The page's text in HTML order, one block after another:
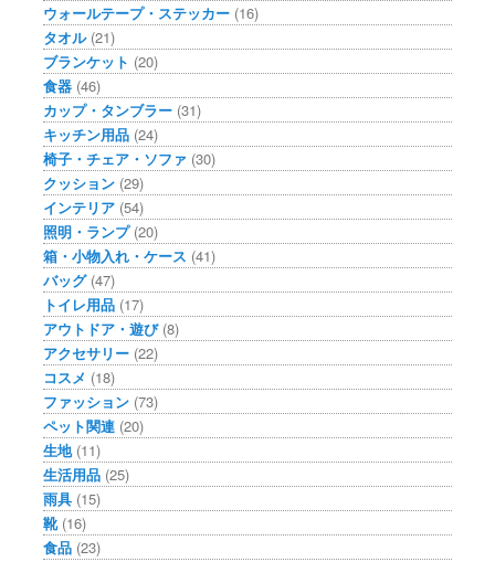
ウォールテープ・ステッカー (16)
タオル(21)
ブランケット (20)
食器 (46)
カップ・タンブラー (31)
キッチン用品 (24)
椅子・チェア・ソファ (30)
クッション (29)
インテリア (54)
照明・ランプ(20)
箱・小物入れ・ケース (41)
バッグ(47)
トイレ用品 (17)
アウトドア・遊び(8)
アクセサリー (22)
コスメ (18)
ファッション (73)
ペット関連 (20)
生地(11)
生活用品 (25)
雨具 (15)
靴(16)
食品 (23)